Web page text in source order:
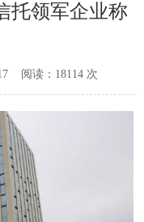
托领军企业称
阅读：18114 次